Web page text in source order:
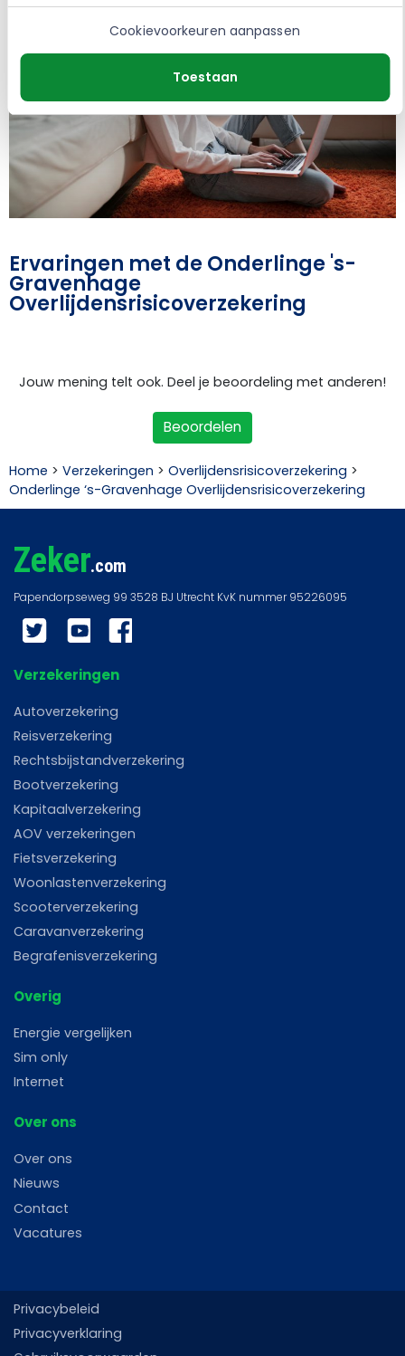
Cookievoorkeuren aanpassen
Toestaan
Ervaringen met de Onderlinge 's-
Gravenhage
Overlijdensrisicoverzekering
Jouw mening telt ook. Deel je beoordeling met anderen!
Beoordelen
Home > Verzekeringen > Overlijdensrisicoverzekering >
Onderlinge ‘s-Gravenhage Overlijdensrisicoverzekering
Zeker.com
Twitter YouTube
Verzekeringen
Autoverzekering
Reisverzekering
Rechtsbijstandverzekering
Bootverzekering
Kapitaalverzekering
AOV verzekeringen
Fietsverzekering
Woonlastenverzekering
Scooterverzekering
Caravanverzekering
Begrafenisverzekering
Overig
Energie vergelijken
Sim only
Internet
Over ons
Over ons
Nieuws
Contact
Vacatures
Privacybeleid
Privacyverklaring